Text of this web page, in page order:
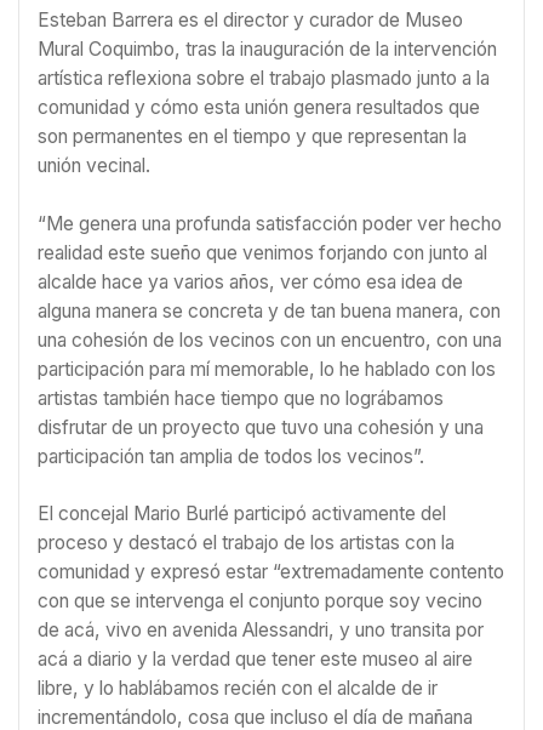
Esteban Barrera es el director y curador de Museo
Mural Coquimbo, tras la inauguración de la intervención
artística reflexiona sobre el trabajo plasmado junto a la
comunidad y cómo esta unión genera resultados que
son permanentes en el tiempo y que representan la
unión vecinal.
“Me genera una profunda satisfacción poder ver hecho
realidad este sueño que venimos forjando con junto al
alcalde hace ya varios años, ver cómo esa idea de
alguna manera se concreta y de tan buena manera, con
una cohesión de los vecinos con un encuentro, con una
participación para mí memorable, lo he hablado con los
artistas también hace tiempo que no lográbamos
disfrutar de un proyecto que tuvo una cohesión y una
participación tan amplia de todos los vecinos”.
El concejal Mario Burlé participó activamente del
proceso y destacó el trabajo de los artistas con la
comunidad y expresó estar “extremadamente contento
con que se intervenga el conjunto porque soy vecino
de acá, vivo en avenida Alessandri, y uno transita por
acá a diario y la verdad que tener este museo al aire
libre, y lo hablábamos recién con el alcalde de ir
incrementándolo, cosa que incluso el día de mañana